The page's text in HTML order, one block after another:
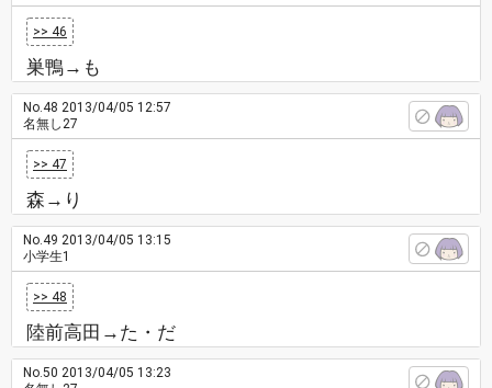
>> 46
巣鴨→も
No.48 2013/04/05 12:57
名無し27
>> 47
森→り
No.49 2013/04/05 13:15
小学生1
>> 48
陸前高田→た・だ
No.50 2013/04/05 13:23